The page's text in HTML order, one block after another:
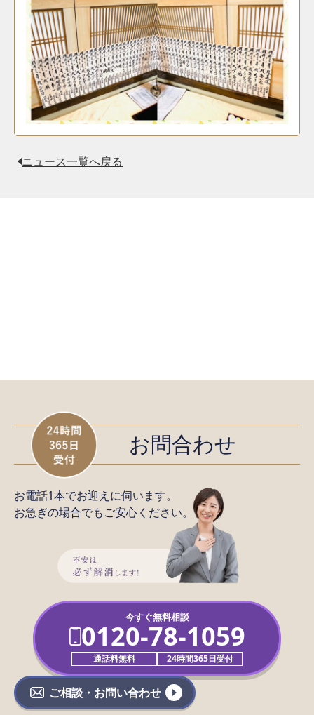
ニュース一覧へ戻る
お問合わせ
お電話1本でお迎えに伺います。
お急ぎの場合でもご安心ください。
今すぐ無料相談
0120-78-1059
通話料無料 24時間365日受付
ご相談・お問い合わせ